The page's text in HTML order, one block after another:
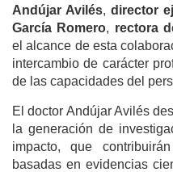
Andújar Avilés,director
García Romero, rectora
el alcance de esta
intercambio de carácter
de las capacidades del
El doctor Andújar Avilés
la generación de
impacto, que
basadas en evidencias